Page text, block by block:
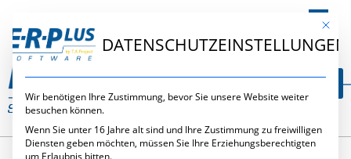
DEMit
DATENSCHUTZEINSTELLUNGEN
Wir benötigen Ihre Zustimmung, bevor Sie unsere Website weiter
besuchen können.
Wenn Sie unter 16 Jahre alt sind und Ihre Zustimmung zu freiwilligen
Diensten geben möchten, müssen Sie Ihre Erziehungsberechtigten
um Erlaubnis bitten.